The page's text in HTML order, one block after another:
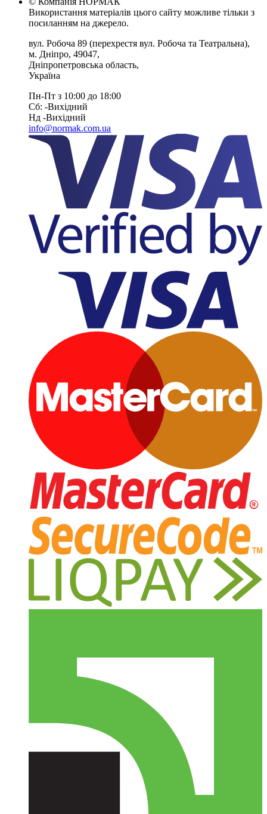
Використання матеріалів цього сайту можливе тільки з
посиланням на джерело.
вул. Робоча 89 (перехрестя вул. Робоча та Театральна),
м. Дніпро, 49047,
Дніпропетровська область,
Україна
Пн-Пт з 10:00 до 18:00
Сб: -Вихiдний
Нд -Вихiдний
info@normak.com.ua